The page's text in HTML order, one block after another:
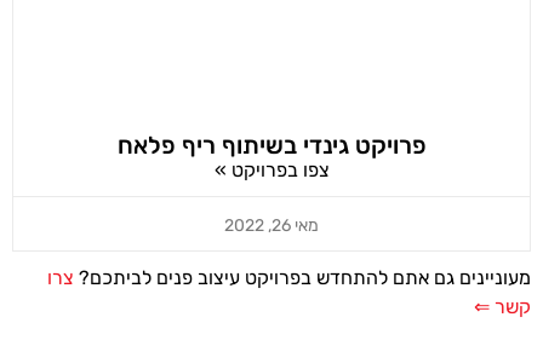
פרויקט גינדי בשיתוף ריף פלאח
צפו בפרויקט »
מאי 26, 2022
מעוניינים גם אתם להתחדש בפרויקט עיצוב פנים לביתכם? צרו
קשר ⇐